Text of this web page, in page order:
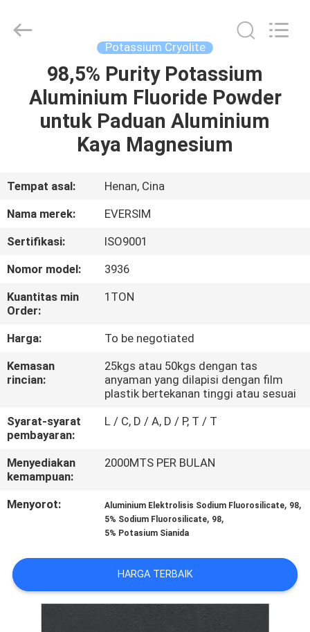
RUMAH
PRODUK
TENTANG
TUR
PABRIK
KONTROL
KUALITAS
KAMI
BERITA
MINTA
KUTIPAN
Imp.&Exp.Co.,Ltd.
Potassium Cryolite
98,5% Purity Potassium
Aluminium Fluoride Powder
untuk Paduan Aluminium
Kaya Magnesium
Tempat asal:
Henan, Cina
Nama merek:
EVERSIM
Sertifikasi:
ISO9001
Nomor model:
3936
Kuantitas min
Order:
1TON
Harga:
To be negotiated
Kemasan
rincian:
25kgs atau 50kgs dengan tas
anyaman yang dilapisi dengan film
plastik bertekanan tinggi atau sesuai
Syarat-syarat
pembayaran:
L / C, D / A, D / P, T / T
Menyediakan
kemampuan:
2000MTS PER BULAN
Menyorot: Aluminium Elektrolisis Sodium Fluorosilicate, 98,
5% Sodium Fluorosilicate, 98,
5% Potasium Sianida
HARGA TERBAIK